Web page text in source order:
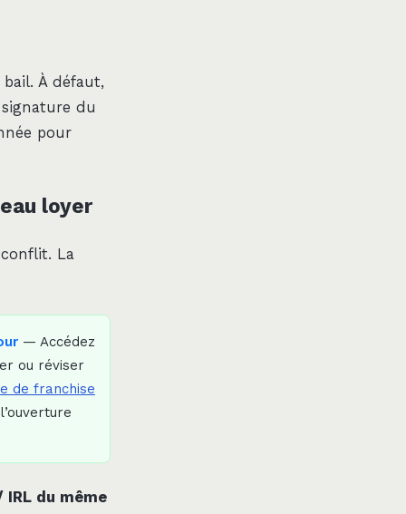
À défaut,
du
pour
loyer
La
— Accédez
ou réviser
de franchise
du même